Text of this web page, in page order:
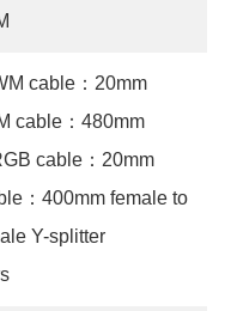
cable：20mm
cable：480mm
cable：20mm
：400mm female to
Y-splitter